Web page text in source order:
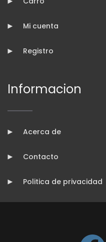
Mi cuenta
Registro
Informacion
Acerca de
Contacto
Politica de privacidad